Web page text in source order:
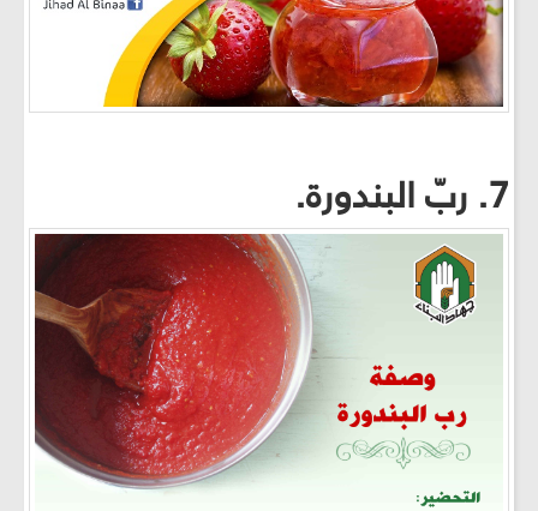
7. ربّ البندورة.